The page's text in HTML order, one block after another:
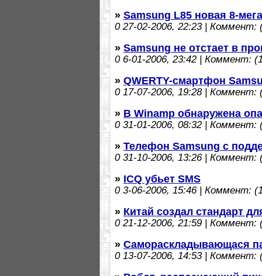
» Samsung L85 новая 8-
027-02-2006, 22:23 | Коммент:
» Samsung не отстает в
06-01-2006, 23:42 | Коммент:
» QWERTY-смартфон
017-07-2006, 19:28 | Коммент:
» В Winamp обнаружена
031-01-2006, 08:32 | Коммент:
» Телефон Samsung с
031-10-2006, 13:26 | Коммент:
» ICQ убьет SMS
03-06-2006, 15:46 | Коммент:
» Китай создал стандарт
021-12-2006, 21:59 | Коммент:
» Самораскладывающася
013-07-2006, 14:53 | Коммент: